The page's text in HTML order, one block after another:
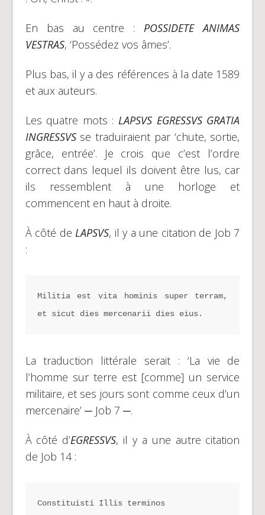
En bas au centre :POSSIDETE ANIMAS
VESTRAS, ‘Possédez vos âmes’.
Plus bas, il y a des références à la date 1589
et aux auteurs.
Les quatre mots :LAPSVS EGRESSVS GRATIA
INGRESSVSse traduiraient par ‘chute, sortie,
grâce, entrée’. Je crois que c’est l’ordre
correct dans lequel ils doivent être lus, car
ils ressemblent à une horloge et
commencent en haut à droite.
À côté deLAPSVS, il y a une citation de Job 7
:
Militia est vita hominis super terram,
et sicut dies mercenarii dies eius.
La traduction littérale serait : ‘La vie de
l’homme sur terre est [comme] un service
militaire, et ses jours sont comme ceux d’un
mercenaire’ ─ Job 7 ─.
À côté d’EGRESSVS, il y a une autre citation
de Job 14 :
Constituisti Illis terminos